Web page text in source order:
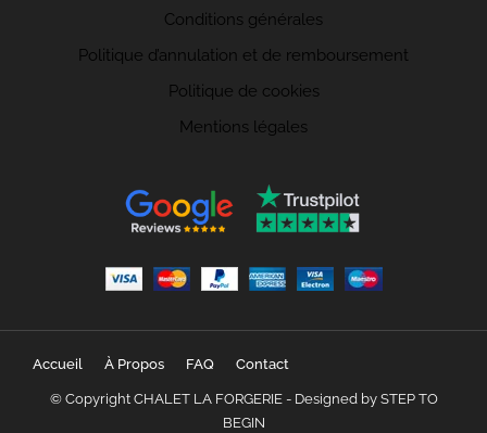
Conditions générales
Politique d’annulation et de remboursement
Politique de cookies
Mentions légales
Accueil À Propos FAQ Contact
© Copyright CHALET LA FORGERIE - Designed by STEP TO
BEGIN